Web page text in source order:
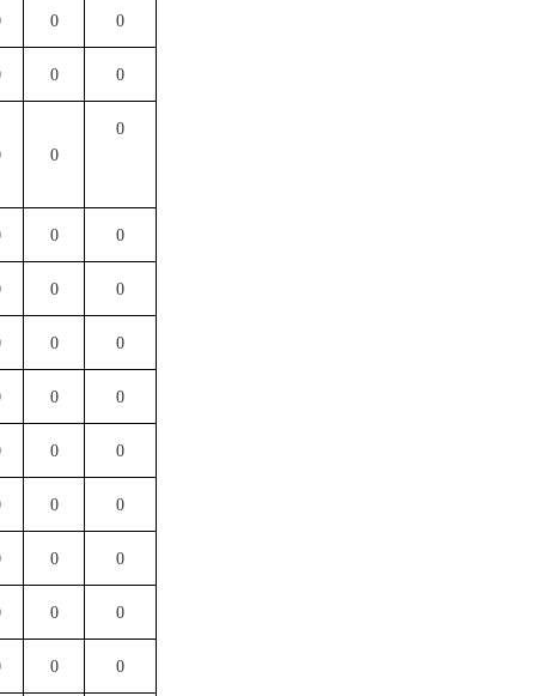
0 0
0 0
0
0
0 0
0 0
0 0
0 0
0 0
0 0
0 0
0 0
0 0